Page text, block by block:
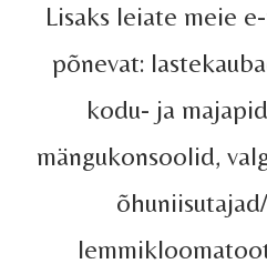
Lisaks leiate meie
põnevat:
kodu- ja
mängukonsoolid,